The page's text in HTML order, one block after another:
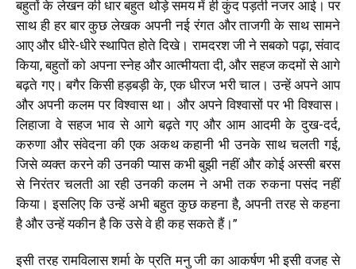
बहुतों के लेखन की धार बहुत थोड़े समय में ही कुंद पड़ती नजर आई। पर
साथ ही हर बार कुछ लेखक अपनी नई रंगत और ताजगी के साथ सामने
आए और धीरे-धीरे स्थापित होते दिखे। रामदरश जी ने सबको पढ़ा, संवाद
किया, बहुतों को अपना स्नेह और आत्मीयता दी, और सहज कदमों से आगे
बढ़ते गए। बगैर किसी हड़बड़ी के, एक धीरज भरी चाल। उन्हें अपने आप
और अपनी कलम पर विश्वास था। और अपने विश्वासों पर भी विश्वास।
लिहाजा वे सहज भाव से आगे बढ़ते गए और आम आदमी के दुख-दर्द,
करुणा और संवेदना की एक अकथ कहानी भी उनके साथ चलती गई,
जिसे व्यक्त करने की उनकी प्यास कभी बुझी नहीं और कोई अस्सी बरस
से निरंतर चलती आ रही उनकी कलम ने अभी तक रुकना पसंद नहीं
किया। इसलिए कि उन्हें अभी बहुत कुछ कहना है, अपनी तरह से कहना
है और उन्हें यकीन है कि उसे वे ही कह सकते हैं।”
इसी तरह रामविलास शर्मा के प्रति मनु जी का आकर्षण भी इसी वजह से